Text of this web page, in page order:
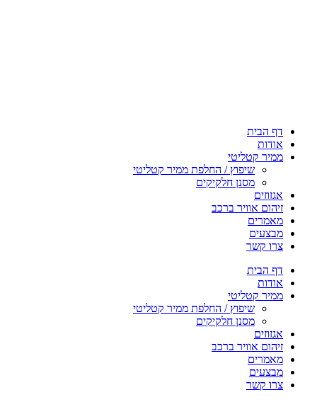
דף הבית
אודות
ממיר קטליטי
שיפוץ / החלפת ממיר קטליטי
מסנן חלקיקים
אגזוזים
זיהום אוויר ברכב
מאמרים
מבצעים
צרו קשר
דף הבית
אודות
ממיר קטליטי
שיפוץ / החלפת ממיר קטליטי
מסנן חלקיקים
אגזוזים
זיהום אוויר ברכב
מאמרים
מבצעים
צרו קשר